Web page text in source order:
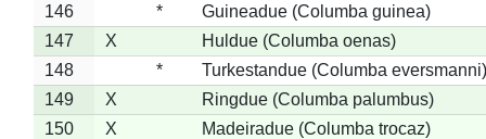
146
*
Guineadue (Columba guinea)
147
X
Huldue (Columba oenas)
148
*
Turkestandue (Columba eversmanni)
149
X
Ringdue (Columba palumbus)
150
X
Madeiradue (Columba trocaz)